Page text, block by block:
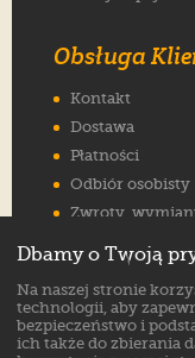
Obsługa
Kontakt
Dostawa
Płatności
Odbiór osobisty
Zwroty,
Jak wybrać
FAQ
Dbamy o Twoją
Na naszej stronie
technologii, aby
bezpieczeństwo i
ich także do zbierania